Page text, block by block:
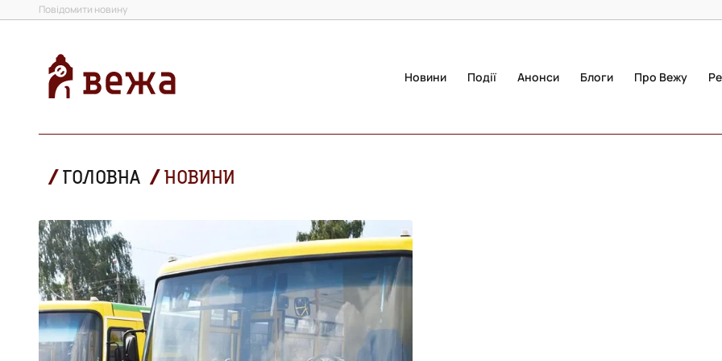
Повідомити новину
Новини Події Анонси Блоги Про Вежу
ГОЛОВНА НОВИНИ